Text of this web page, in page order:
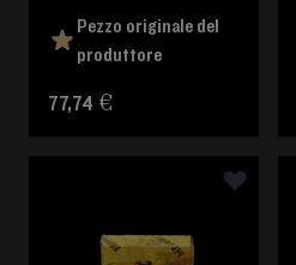
Pezzo originale del
produttore
77,74 €